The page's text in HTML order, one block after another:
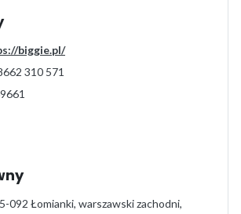
biggie.pl/
310 571
092 Łomianki, warszawski zachodni,